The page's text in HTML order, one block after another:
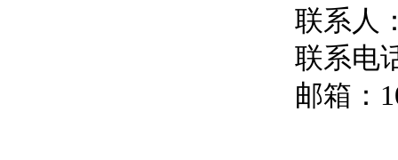
联系人
联系电
邮箱：